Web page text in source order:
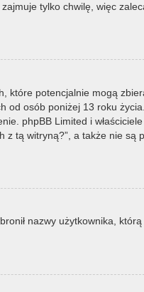
tylko chwilę, więc
które potencjalnie mogą
od osób poniżej 13 roku
phpBB Limited i
z tą witryną?”, a także nie są
nazwy użytkownika,